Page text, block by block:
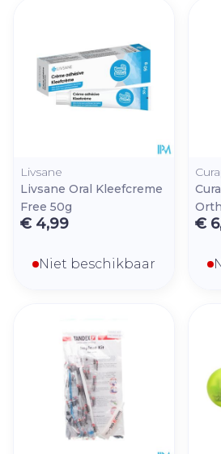
Livsane
Livsane Oral Kleefcreme
Free 50g
€ 4,99
Niet beschikbaar
€